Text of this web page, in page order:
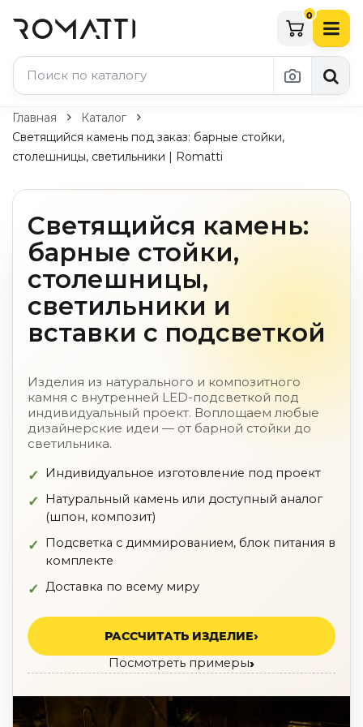
0
Каталог Romatti
Свет и освещение
По типу
Люстры
Потолочные светильники
Бра и настенные светильники
Настольные лампы
Торшеры
Технический свет
Уличное освещение
По назначению
Освещение для HoReCa
Производство светильников
Техническое и архитектурное освещение
Ретро электрика
Творческая мастерская (латунь, медь)
Коллекции освещения
ALEBASTRO — Alebastr
RAY — Architectural
KOBO — Scandinavian
По стилям
Органик модерн
Хрусталь
Главная
Каталог
Светящийся камень под заказ: барные стойки,
столешницы, светильники | Romatti
Светящийся камень:
барные стойки,
столешницы,
светильники и
вставки с подсветкой
Изделия из натурального и композитного
камня с внутренней LED-подсветкой под
индивидуальный проект. Воплощаем любые
дизайнерские идеи — от барной стойки до
светильника.
Индивидуальное изготовление под проект
Натуральный камень или доступный аналог
(шпон, композит)
Подсветка с диммированием, блок питания в
комплекте
Доставка по всему миру
РАССЧИТАТЬ ИЗДЕЛИЕ
Посмотреть примеры